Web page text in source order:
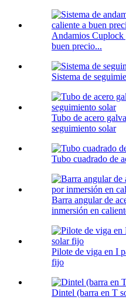
Andamios Cuplock
buen precio...
Sistema de
Tubo de acero
seguimiento solar
Tubo cuadrado de
Barra angular de
inmersión en
Pilote de viga en I
fijo
Dintel (barra en T